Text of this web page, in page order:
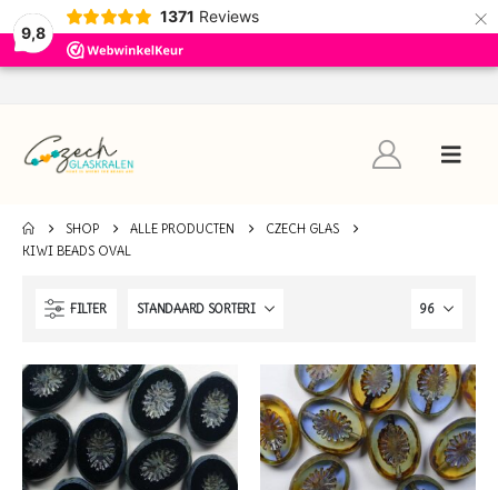
9,8
1371 Reviews ×
SHOP ALLE PRODUCTEN
CZECH GLAS
KIWI BEADS OVAL
FILTER